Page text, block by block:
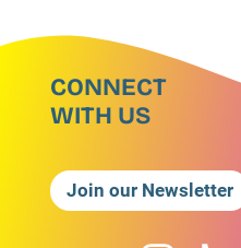
CONNECT
WITH US
Join our Newsletter